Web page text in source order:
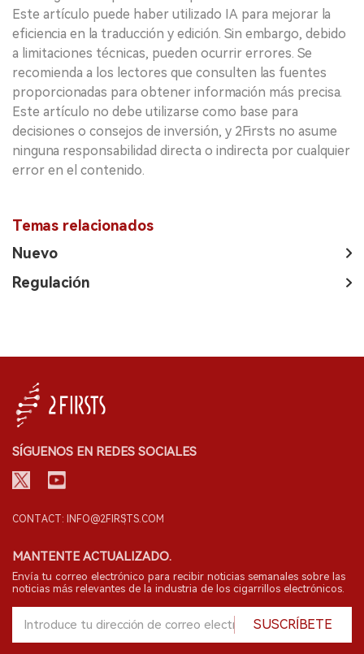
Este artículo puede haber utilizado IA para mejorar la
eficiencia en la traducción y edición. Sin embargo, debido
a limitaciones técnicas, pueden ocurrir errores. Se
recomienda a los lectores que consulten las fuentes
proporcionadas para obtener información más precisa.
Este artículo no debe utilizarse como base para
decisiones o consejos de inversión, y 2Firsts no asume
ninguna responsabilidad directa o indirecta por cualquier
error en el contenido.
Temas relacionados
Nuevo
Regulación
SÍGUENOS EN REDES SOCIALES
CONTACT: INFO@2FIRSTS.COM
MANTENTE ACTUALIZADO.
Envía tu correo electrónico para recibir noticias semanales sobre las
noticias más relevantes de la industria de los cigarrillos electrónicos.
SUSCRÍBETE